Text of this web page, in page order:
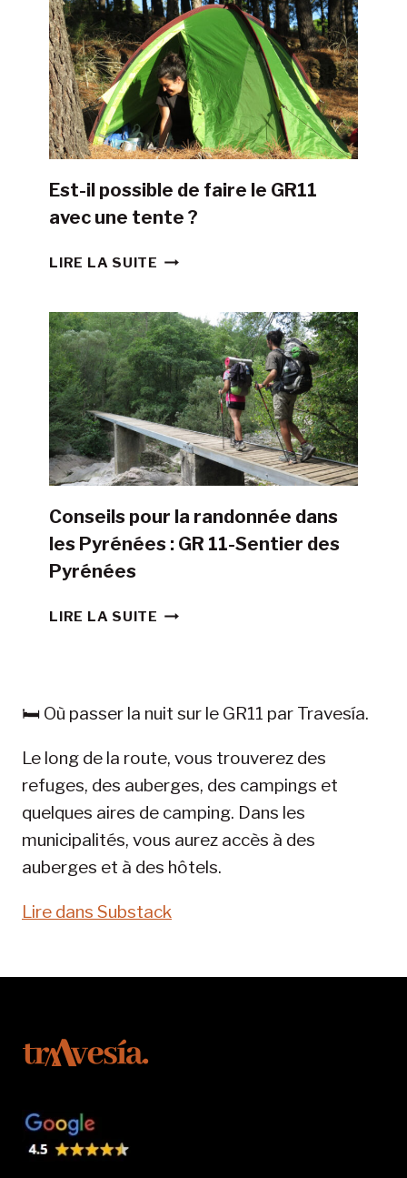
Est-il possible de faire le GR11
avec une tente ?
LIRE LA SUITE EST-
DE
FAIRE
LE
GR11
AVEC
UNE
TENTE
?
Conseils pour la randonnée dans
les Pyrénées : GR 11-Sentier des
Pyrénées
LIRE LA SUITE CONSEILS
LES
:
GR
11-
DES
PYRÉNÉES
🛏️ Où passer la nuit sur le GR11 par Travesía.
Le long de la route, vous trouverez des
refuges, des auberges, des campings et
quelques aires de camping. Dans les
municipalités, vous aurez accès à des
auberges et à des hôtels.
Lire dans Substack